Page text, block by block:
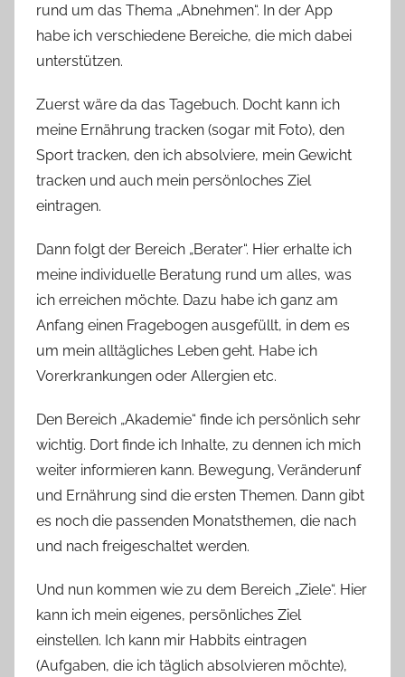
rund um das Thema „Abnehmen“. In der App
habe ich verschiedene Bereiche, die mich dabei
unterstützen.
Zuerst wäre da das Tagebuch. Docht kann ich
meine Ernährung tracken (sogar mit Foto), den
Sport tracken, den ich absolviere, mein Gewicht
tracken und auch mein persönloches Ziel
eintragen.
Dann folgt der Bereich „Berater“. Hier erhalte ich
meine individuelle Beratung rund um alles, was
ich erreichen möchte. Dazu habe ich ganz am
Anfang einen Fragebogen ausgefüllt, in dem es
um mein alltägliches Leben geht. Habe ich
Vorerkrankungen oder Allergien etc.
Den Bereich „Akademie“ finde ich persönlich sehr
wichtig. Dort finde ich Inhalte, zu dennen ich mich
weiter informieren kann. Bewegung, Veränderunf
und Ernährung sind die ersten Themen. Dann gibt
es noch die passenden Monatsthemen, die nach
und nach freigeschaltet werden.
Und nun kommen wie zu dem Bereich „Ziele“. Hier
kann ich mein eigenes, persönliches Ziel
einstellen. Ich kann mir Habbits eintragen
(Aufgaben, die ich täglich absolvieren möchte),